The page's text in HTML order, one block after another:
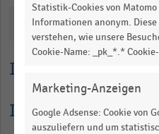
Lesehilfe
Informationen
data
table.
Statistik-Cookies von
Informationen anonym.
verstehen, wie unsere
Cookie-Name: _pk_*.*
Marketing-Anzeigen
Google Adsense: Cookie von
auszuliefern und um